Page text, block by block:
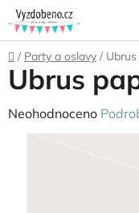
Přejít
na
obsah
Domů
/ Party a oslavy /
Ubrus
Průměrné
hodnocení
Neohodnoceno